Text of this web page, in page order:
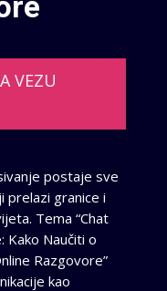
VEZU
postaje sve
prelazi granice i
Tema “Chat
Kako Naučiti o
Razgovore”
kao